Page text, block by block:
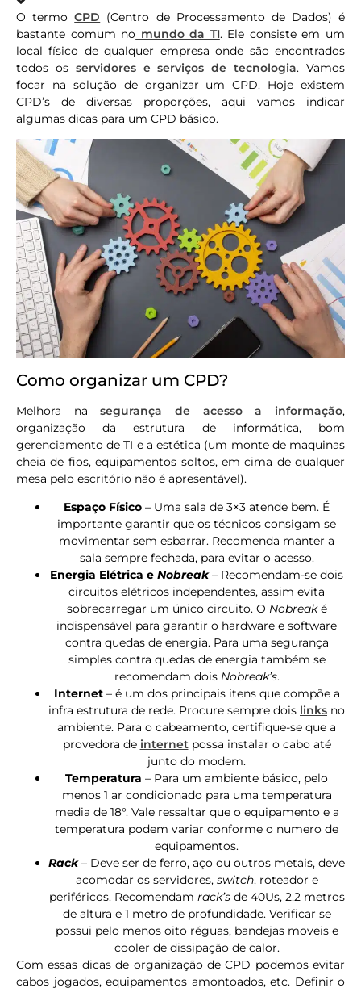
O termoCPD (Centro de Processamento de Dados) é
bastante comum no mundo da TI. Ele consiste em um
local físico de qualquer empresa onde são encontrados
todos os servidores e serviços de tecnologia. Vamos
focar na solução de organizar um CPD. Hoje existem
CPD’s de diversas proporções, aqui vamos indicar
algumas dicas para um CPD básico.
Como organizar um CPD?
Melhora nasegurança de acesso a informação,
organização da estrutura de informática, bom
gerenciamento de TI e a estética (um monte de maquinas
cheia de fios, equipamentos soltos, em cima de qualquer
mesa pelo escritório não é apresentável).
Espaço Físico – Uma sala de 3×3 atende bem. É
importante garantir que os técnicos consigam se
movimentar sem esbarrar. Recomenda manter a
sala sempre fechada, para evitar o acesso.
Energia Elétrica e Nobreak– Recomendam-se dois
circuitos elétricos independentes, assim evita
sobrecarregar um único circuito. O Nobreaké
indispensável para garantir o hardware e software
contra quedas de energia. Para uma segurança
simples contra quedas de energia também se
recomendam dois Nobreak’s.
Internet– é um dos principais itens que compõe a
infra estrutura de rede. Procure sempre dois links no
ambiente. Para o cabeamento, certifique-se que a
provedora de internetpossa instalar o cabo até
junto do modem.
Temperatura – Para um ambiente básico, pelo
menos 1 ar condicionado para uma temperatura
media de 18°. Vale ressaltar que o equipamento e a
temperatura podem variar conforme o numero de
equipamentos.
Rack– Deve ser de ferro, aço ou outros metais, deve
acomodar os servidores, switch, roteador e
periféricos. Recomendam rack’sde 40Us, 2,2 metros
de altura e 1 metro de profundidade. Verificar se
possui pelo menos oito réguas, bandejas moveis e
cooler de dissipação de calor.
Com essas dicas de organização de CPD podemos evitar
cabos jogados, equipamentos amontoados, etc. Definir o